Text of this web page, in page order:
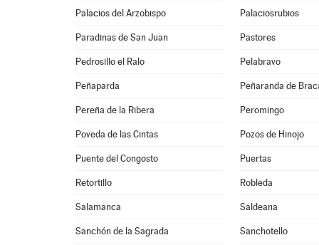
Palacios del Arzobispo Palaciosrubios
Paradinas de San Juan Pastores
Pedrosillo el Ralo Pelabravo
Peñaparda Peñaranda de
Pereña de la Ribera Peromingo
Poveda de las Cintas Pozos de Hinojo
Puente del Congosto Puertas
Retortillo Robleda
Salamanca Saldeana
Sanchón de la Sagrada Sanchotello